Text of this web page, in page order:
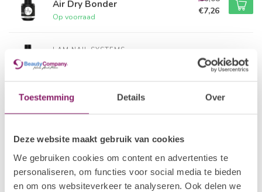
Toestemming Details Over
Deze website maakt gebruik van cookies
We gebruiken cookies om content en advertenties te
personaliseren, om functies voor social media te bieden
en om ons websiteverkeer te analyseren. Ook delen we
Air Dry Bonder
Op voorraad
€7,26
I.AM NAIL SYSTEMS
Cuticle Remover Gel
€6,30
No-Cleanse Brilliant Top
I.AM NAIL SYSTEMS
Brush Builder - Pastel Pink
Op voorraad
€18,09